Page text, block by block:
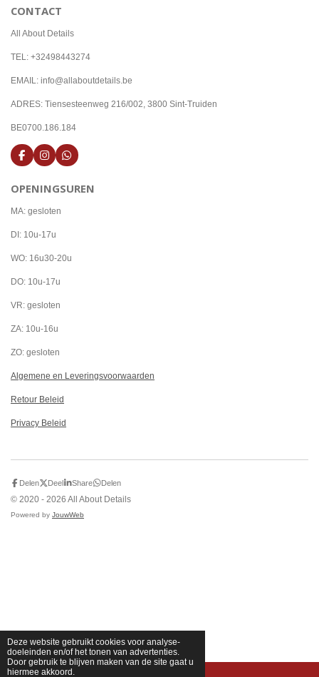
Deze website gebruikt cookies voor analyse-
doeleinden en/of het tonen van advertenties.
Door gebruik te blijven maken van de site gaat u
hiermee akkoord.
CONTACT
All About Details
TEL: +32498443274
EMAIL: info@allaboutdetails.be
ADRES: Tiensesteenweg 216/002, 3800 Sint-Truiden
BE0700.186.184
F
a
e
o
k
I
n
t
g
a
m
W
h
t
OPENINGSUREN
MA: gesloten
DI: 10u-17u
WO: 16u30-20u
DO: 10u-17u
VR: gesloten
ZA: 10u-16u
ZO: gesloten
Algemene en Leveringsvoorwaarden
Retour Beleid
Privacy Beleid
Delen Deel Share Delen
© 2020 - 2026 All About Details
Powered by JouwWeb